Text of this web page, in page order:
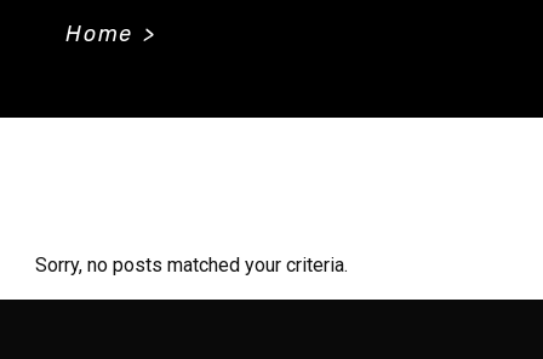
Home >
Sorry, no posts matched your criteria.